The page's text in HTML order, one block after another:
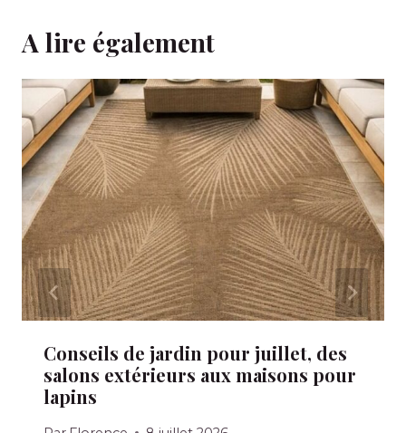
A lire également
Conseils de jardin pour juillet, des
salons extérieurs aux maisons pour
lapins